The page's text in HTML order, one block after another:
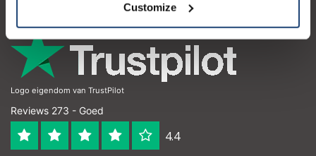
Customize
Logo eigendom van TrustPilot
Reviews 273 - Goed
4.4